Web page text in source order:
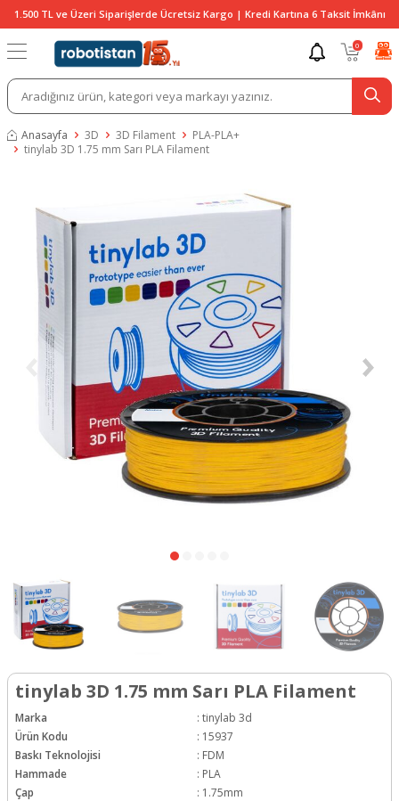
1.500 TL ve Üzeri Siparişlerde Ücretsiz Kargo | Kredi Kartına 6 Taksit İmkânı
0
Anasayfa 3D 3D Filament
PLA-PLA+
tinylab 3D 1.75 mm Sarı PLA Filament
tinylab 3D 1.75 mm Sarı PLA Filament
Marka : tinylab 3d
Ürün Kodu
: 15937
Baskı Teknolojisi
: FDM
Hammade
: PLA
Çap
: 1.75mm